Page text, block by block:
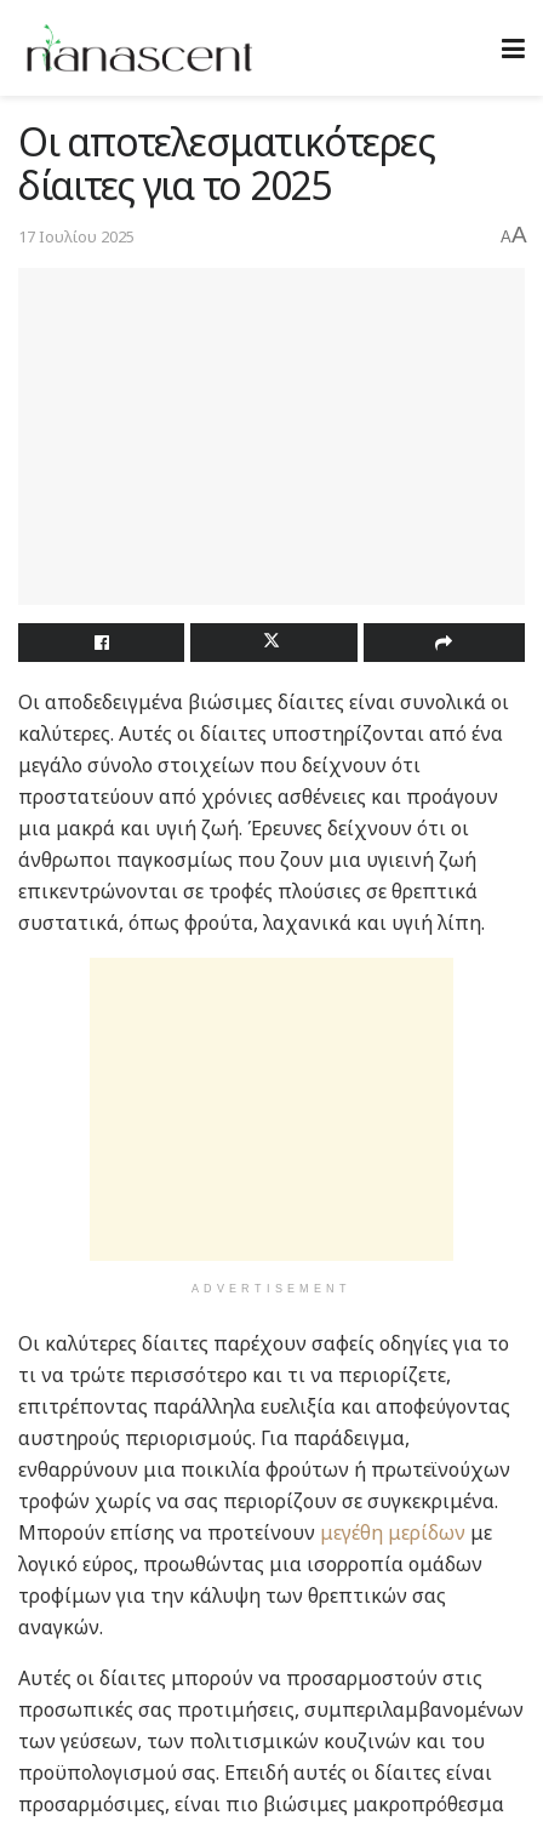
Οι αποτελεσματικότερες
δίαιτες για το 2025
17 Ιουλίου 2025 AA
Οι αποδεδειγμένα βιώσιμες δίαιτες είναι συνολικά οι
καλύτερες. Αυτές οι δίαιτες υποστηρίζονται από ένα
μεγάλο σύνολο στοιχείων που δείχνουν ότι
προστατεύουν από χρόνιες ασθένειες και προάγουν
μια μακρά και υγιή ζωή. Έρευνες δείχνουν ότι οι
άνθρωποι παγκοσμίως που ζουν μια υγιεινή ζωή
επικεντρώνονται σε τροφές πλούσιες σε θρεπτικά
συστατικά, όπως φρούτα, λαχανικά και υγιή λίπη.
ADVERTISEMENT
Οι καλύτερες δίαιτες παρέχουν σαφείς οδηγίες για το
τι να τρώτε περισσότερο και τι να περιορίζετε,
επιτρέποντας παράλληλα ευελιξία και αποφεύγοντας
αυστηρούς περιορισμούς. Για παράδειγμα,
ενθαρρύνουν μια ποικιλία φρούτων ή πρωτεϊνούχων
τροφών χωρίς να σας περιορίζουν σε συγκεκριμένα.
Μπορούν επίσης να προτείνουν μεγέθη μερίδων με
λογικό εύρος, προωθώντας μια ισορροπία ομάδων
τροφίμων για την κάλυψη των θρεπτικών σας
αναγκών.
Αυτές οι δίαιτες μπορούν να προσαρμοστούν στις
προσωπικές σας προτιμήσεις, συμπεριλαμβανομένων
των γεύσεων, των πολιτισμικών κουζινών και του
προϋπολογισμού σας. Επειδή αυτές οι δίαιτες είναι
προσαρμόσιμες, είναι πιο βιώσιμες μακροπρόθεσμα